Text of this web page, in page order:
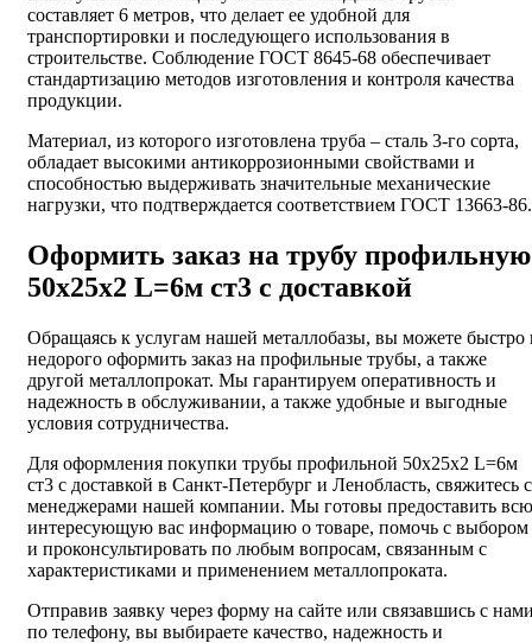
составляет 6 метров, что делает ее удобной для
транспортировки и последующего использования в
строительстве. Соблюдение ГОСТ 8645-68 обеспечивает
стандартизацию методов изготовления и контроля качества
продукции.
Материал, из которого изготовлена труба – сталь 3-го сорта,
обладает высокими антикоррозионными свойствами и
способностью выдерживать значительные механические
нагрузки, что подтверждается соответствием ГОСТ 13663-86.
Оформить заказ на трубу профильную
50х25х2 L=6м ст3 с доставкой
Обращаясь к услугам нашей металлобазы, вы можете быстро
недорого оформить заказ на профильные трубы, а также
другой металлопрокат. Мы гарантируем оперативность и
надежность в обслуживании, а также удобные и выгодные
условия сотрудничества.
Для оформления покупки трубы профильной 50х25х2 L=6м
ст3 с доставкой в Санкт-Петербург и Ленобласть, свяжитесь с
менеджерами нашей компании. Мы готовы предоставить всю
интересующую вас информацию о товаре, помочь с выбором
и проконсультировать по любым вопросам, связанным с
характеристиками и применением металлопроката.
Отправив заявку через форму на сайте или связавшись с
по телефону, вы выбираете качество, надежность и